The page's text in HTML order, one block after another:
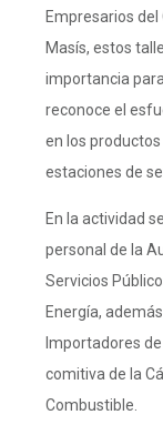
Empresarios
Masís, estos
importancia
reconoce el
en los
estaciones de
En la actividad
personal de la
Servicios
Energía,
Importadores
comitiva de la
Combustible.